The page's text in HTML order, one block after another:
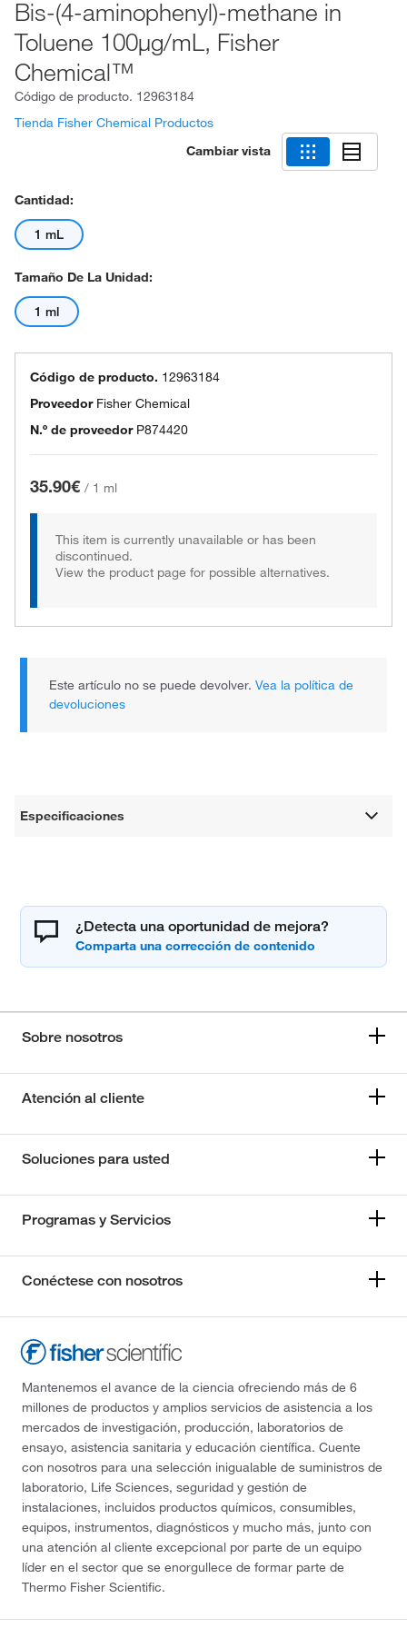
Bis-(4-aminophenyl)-methane in
Toluene 100μg/mL, Fisher
Chemical™
Código de producto. 12963184
Tienda Fisher Chemical Productos
Cambiar vista
Cantidad:
1 mL
Tamaño De La Unidad:
1 ml
Código de producto. 12963184
Proveedor Fisher Chemical
N.º de proveedor P874420
35.90€ / 1 ml
This item is currently unavailable or has been
discontinued.
View the product page for possible alternatives.
Este artículo no se puede devolver.Vea la política de
devoluciones
Especificaciones
¿Detecta una oportunidad de mejora?
Sobre nosotros
Atención al cliente
Soluciones para usted
Programas y Servicios
Conéctese con nosotros
Mantenemos el avance de la ciencia ofreciendo más de 6
millones de productos y amplios servicios de asistencia a los
mercados de investigación, producción, laboratorios de
ensayo, asistencia sanitaria y educación científica. Cuente
con nosotros para una selección inigualable de suministros de
laboratorio, Life Sciences, seguridad y gestión de
instalaciones, incluidos productos químicos, consumibles,
equipos, instrumentos, diagnósticos y mucho más, junto con
una atención al cliente excepcional por parte de un equipo
líder en el sector que se enorgullece de formar parte de
Thermo Fisher Scientific.